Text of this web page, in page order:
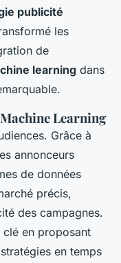
publicité
les
de
learning dans
Learning
Grâce à
annonceurs
de données
précis,
des campagnes.
clé en proposant
en temps